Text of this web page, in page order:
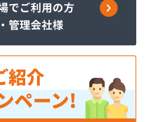
ト
ト 県北支店
店
店